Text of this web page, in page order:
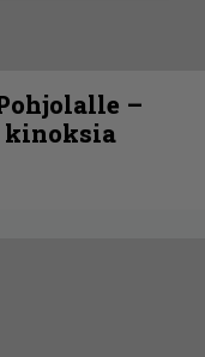
–
kinoksia